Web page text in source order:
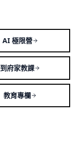
AI 極限營
到府家教課
教育專欄